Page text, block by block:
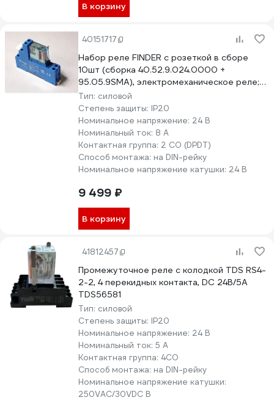
В корзину
40151717
Набор реле FINDER c розеткой в сборе
10шт (сборка 40.52.9.024.0000 +
95.05.9SMA), электромеханическое реле;
2CO 8A; контакты AgNi; питание 24В DC;
категория защиты IP20; винтовые клеммы;
металлическая клипса; Сделано в России
485290240000SMRV10
Тип: силовой
Степень защиты: IP20
Номинальное напряжение: 24 В
Номинальный ток: 8 А
Контактная группа: 2 CO (DPDT)
Способ монтажа: на DIN-рейку
Номинальное напряжение катушки: 24 В
9 499 ₽
В корзину
41812457
Промежуточное реле с колодкой TDS RS4-
2-2, 4 перекидных контакта, DC 24В/5А
TDS56581
Тип: силовой
Степень защиты: IP20
Номинальное напряжение: 24 В
Номинальный ток: 5 А
Контактная группа: 4CO
Способ монтажа: на DIN-рейку
Номинальное напряжение катушки:
250VAC/30VDC В